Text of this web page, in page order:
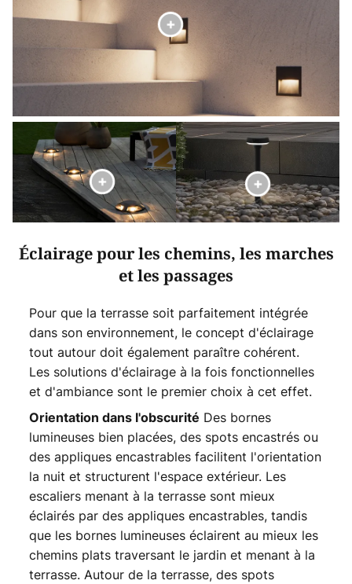
Éclairage pour les chemins, les marches
et les passages
Pour que la terrasse soit parfaitement intégrée
dans son environnement, le concept d'éclairage
tout autour doit également paraître cohérent.
Les solutions d'éclairage à la fois fonctionnelles
et d'ambiance sont le premier choix à cet effet.
Orientation dans l'obscurité Des bornes
lumineuses bien placées, des spots encastrés ou
des appliques encastrables facilitent l'orientation
la nuit et structurent l'espace extérieur. Les
escaliers menant à la terrasse sont mieux
éclairés par des appliques encastrables, tandis
que les bornes lumineuses éclairent au mieux les
chemins plats traversant le jardin et menant à la
terrasse. Autour de la terrasse, des spots